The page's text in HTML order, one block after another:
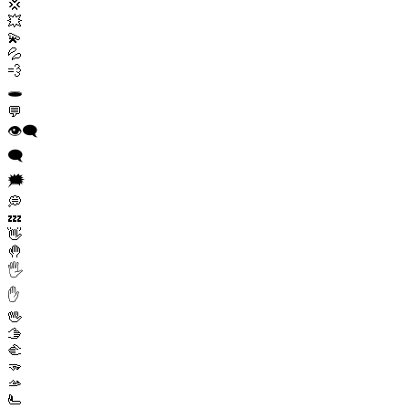
💢
💥
💫
💦
💨
🕳️
💬
👁️‍🗨️
🗨️
🗯️
💭
💤
👋
🤚
🖐️
✋
🖖
🫱
🫲
🫳
🫴
🫷